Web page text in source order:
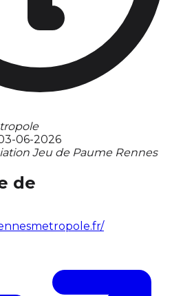
06-2026
Jeu de Paume Rennes
de